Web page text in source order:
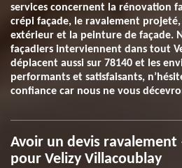
services concernent la rénovation
crépi façade, le ravalement
extérieur et la peinture de façade.
façadiers interviennent dans tout
déplacent aussi sur 78140 et les
performants et satisfaisants,
confiance car nous ne vous
Avoir un devis
pour Velizy Villacoublay